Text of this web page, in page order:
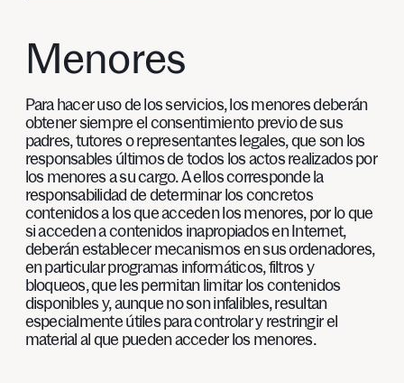
Menores
Para hacer uso de los servicios, los menores deberán
obtener siempre el consentimiento previo de sus
padres, tutores o representantes legales, que son los
responsables últimos de todos los actos realizados por
los menores a su cargo. A ellos corresponde la
responsabilidad de determinar los concretos
contenidos a los que acceden los menores, por lo que
si acceden a contenidos inapropiados en Internet,
deberán establecer mecanismos en sus ordenadores,
en particular programas informáticos, filtros y
bloqueos, que les permitan limitar los contenidos
disponibles y, aunque no son infalibles, resultan
especialmente útiles para controlar y restringir el
material al que pueden acceder los menores.